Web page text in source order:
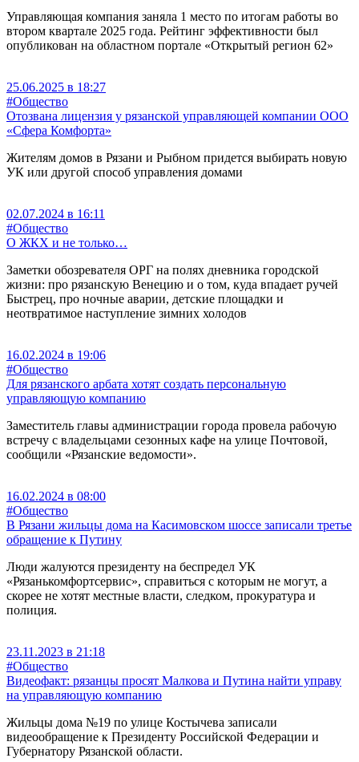
Управляющая компания заняла 1 место по итогам работы во
втором квартале 2025 года. Рейтинг эффективности был
опубликован на областном портале «Открытый регион 62»
25.06.2025 в 18:27
#Общество
Отозвана лицензия у рязанской управляющей компании ООО
«Сфера Комфорта»
Жителям домов в Рязани и Рыбном придется выбирать новую
УК или другой способ управления домами
02.07.2024 в 16:11
#Общество
О ЖКХ и не только…
Заметки обозревателя ОРГ на полях дневника городской
жизни: про рязанскую Венецию и о том, куда впадает ручей
Быстрец, про ночные аварии, детские площадки и
неотвратимое наступление зимних холодов
16.02.2024 в 19:06
#Общество
Для рязанского арбата хотят создать персональную
управляющую компанию
Заместитель главы администрации города провела рабочую
встречу с владельцами сезонных кафе на улице Почтовой,
сообщили «Рязанские ведомости».
16.02.2024 в 08:00
#Общество
В Рязани жильцы дома на Касимовском шоссе записали третье
обращение к Путину
Люди жалуются президенту на беспредел УК
«Рязанькомфортсервис», справиться с которым не могут, а
скорее не хотят местные власти, следком, прокуратура и
полиция.
23.11.2023 в 21:18
#Общество
Видеофакт: рязанцы просят Малкова и Путина найти управу
на управляющую компанию
Жильцы дома №19 по улице Костычева записали
видеообращение к Президенту Российской Федерации и
Губернатору Рязанской области.